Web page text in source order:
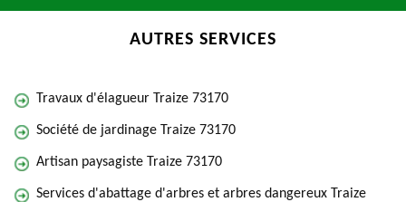
AUTRES SERVICES
Travaux d'élagueur Traize 73170
Société de jardinage Traize 73170
Artisan paysagiste Traize 73170
Services d'abattage d'arbres et arbres dangereux Traize